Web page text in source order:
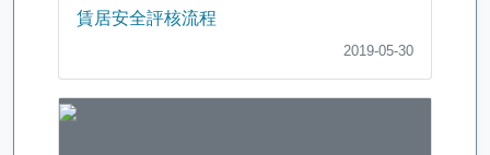
賃居安全評核流程
2019-05-30